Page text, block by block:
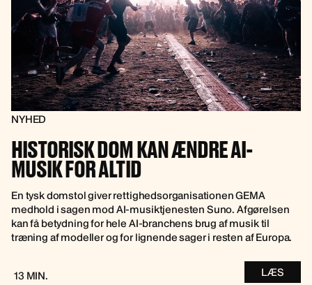
NYHED
HISTORISK DOM KAN ÆNDRE AI-
MUSIK FOR ALTID
En tysk domstol giver rettighedsorganisationen GEMA
medhold i sagen mod AI-musiktjenesten Suno. Afgørelsen
kan få betydning for hele AI-branchens brug af musik til
træning af modeller og for lignende sager i resten af Europa.
13 MIN. LÆS